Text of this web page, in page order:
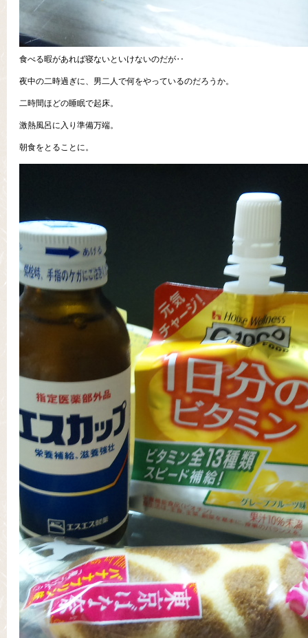
食べる暇があれば寝ないといけないのだが‥
夜中の二時過ぎに、男二人で何をやっているのだろうか。
二時間ほどの睡眠で起床。
激熱風呂に入り準備万端。
朝食をとることに。